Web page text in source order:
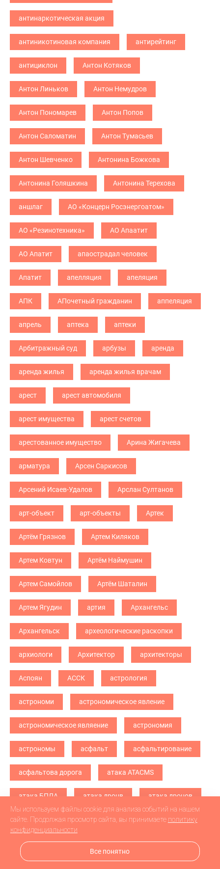
антинаркотическая акция
антиникотиновая компания антирейтинг
антициклон Антон Котяков
Антон Линьков Антон Немудров
Антон Пономарев Антон Попов
Антон Саломатин Антон Тумасьев
Антон Шевченко Антонина Божкова
Антонина Голяшкина Антонина Терехова
аншлаг АО «Концерн Росэнергоатом»
АО «Резинотехника» АО Апаатит
АО Апатит апаострадал человек
Апатит апелляция апеляция
АПК АПочетный гражданин аппеляция
апрель аптека аптеки
Арбитражный суд арбузы аренда
аренда жилья аренда жилья врачам
арест арест автомобиля
арест имущества арест счетов
арестованное имущество Арина Жигачева
арматура Арсен Саркисов
Арсений Исаев-Удалов Арслан Султанов
арт-объект арт-объекты Артек
Артём Грязнов Артем Киляков
Артем Ковтун Артём Наймушин
Артем Самойлов Артём Шаталин
Артем Ягудин артия Архангельс
Архангельск археологические раскопки
архиологи Архитектор архитекторы
Аспоян АССК астрология
астрономи астрономическое явление
астрономическое являение астрономия
астрономы асфальт асфальтирование
асфальтова дорога атака ATACMS
атака БПЛА атака дронв атака дронов
атака дронов БПЛА атака дронов\
атетстаты Аткарск
Мы используем файлы cookie для анализа событий на нашем
сайте. Продолжая просмотр сайта, вы принимаете политику
конфиденциальности
Все понятно